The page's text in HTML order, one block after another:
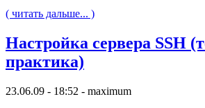
( читать дальше... )
Настройка сервера SSH
практика)
23.06.09 - 18:52 - maximum